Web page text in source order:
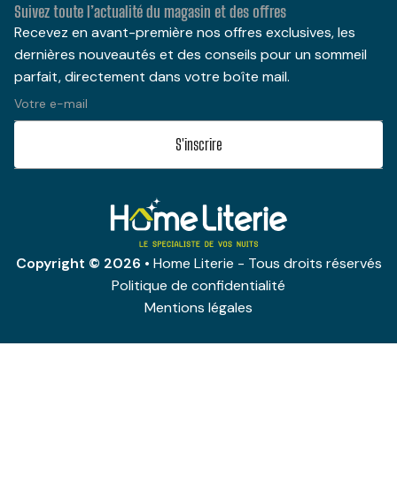
Suivez toute l’actualité du magasin et des offres
Recevez en avant-première nos offres exclusives, les
dernières nouveautés et des conseils pour un sommeil
parfait, directement dans votre boîte mail.
Copyright © 2026 • Home Literie - Tous droits réservés
Politique de confidentialité
Mentions légales